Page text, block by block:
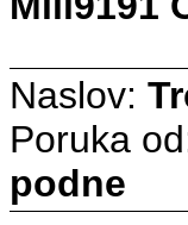
Naslov:
Poruka
podne